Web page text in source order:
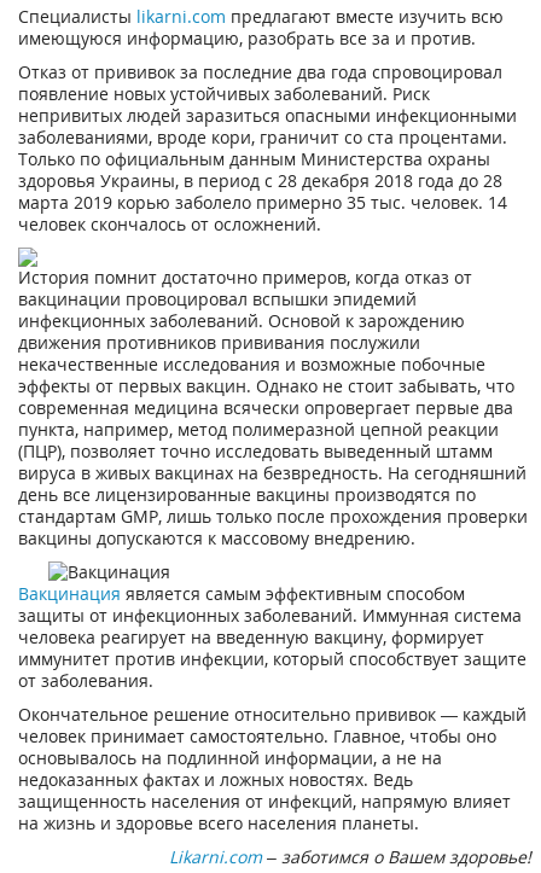
Специалисты likarni.com предлагают вместе изучить всю
имеющуюся информацию, разобрать все за и против.
Отказ от прививок за последние два года спровоцировал
появление новых устойчивых заболеваний. Риск
непривитых людей заразиться опасными инфекционными
заболеваниями, вроде кори, граничит со ста процентами.
Только по официальным данным Министерства охраны
здоровья Украины, в период с 28 декабря 2018 года до 28
марта 2019 корью заболело примерно 35 тыс. человек. 14
человек скончалось от осложнений.
История помнит достаточно примеров, когда отказ от
вакцинации провоцировал вспышки эпидемий
инфекционных заболеваний. Основой к зарождению
движения противников прививания послужили
некачественные исследования и возможные побочные
эффекты от первых вакцин. Однако не стоит забывать, что
современная медицина всячески опровергает первые два
пункта, например, метод полимеразной цепной реакции
(ПЦР), позволяет точно исследовать выведенный штамм
вируса в живых вакцинах на безвредность. На сегодняшний
день все лицензированные вакцины производятся по
стандартам GMP, лишь только после прохождения проверки
вакцины допускаются к массовому внедрению.
Вакцинация является самым эффективным способом
защиты от инфекционных заболеваний. Иммунная система
человека реагирует на введенную вакцину, формирует
иммунитет против инфекции, который способствует защите
от заболевания.
Окончательное решение относительно прививок — каждый
человек принимает самостоятельно. Главное, чтобы оно
основывалось на подлинной информации, а не на
недоказанных фактах и ложных новостях. Ведь
защищенность населения от инфекций, напрямую влияет
на жизнь и здоровье всего населения планеты.
Likarni.com– заботимся о Вашем здоровье!